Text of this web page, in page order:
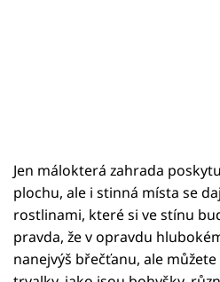
Jen málokterá zahrada
plochu, ale i stinná místa se
rostlinami, které si ve stínu
pravda, že v opravdu
nanejvýš břečťanu, ale